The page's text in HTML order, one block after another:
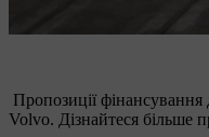
Пропозиції
Volvo. Дізнайтеся більше